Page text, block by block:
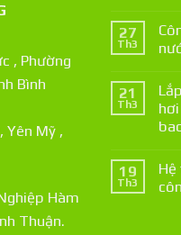
, Phường
Bình
Yên Mỹ ,
Hàm
Thuận.
27
Th3
21
Th3
19
Th3